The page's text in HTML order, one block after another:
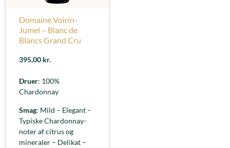
Domaine Voirin-
Jumel – Blanc de
Blancs Grand Cru
395,00 kr.
Druer: 100%
Chardonnay
Smag: Mild – Elegant –
Typiske Chardonnay-
noter af citrus og
mineraler – Delikat –